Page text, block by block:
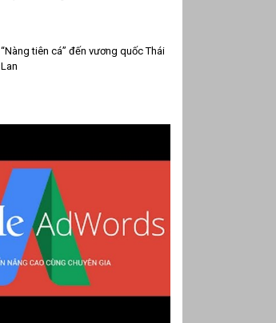
“Nàng tiên cá” đến vương quốc Thái
Lan